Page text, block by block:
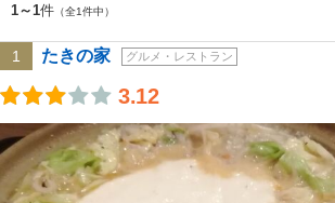
1～1件 （全1件中）
1 たきの家 グルメ・レストラン
3.12